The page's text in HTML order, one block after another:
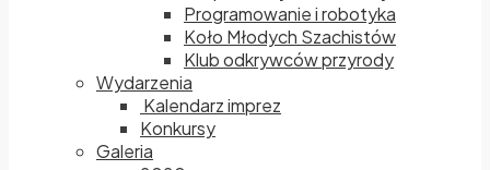
Programowanie i robotyka
Koło Młodych Szachistów
Klub odkrywców przyrody
Wydarzenia
Kalendarz imprez
Konkursy
Galeria